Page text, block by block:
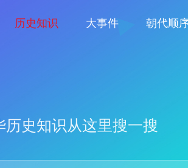
历史知识 大事件 朝代顺
历史知识从这里搜一搜